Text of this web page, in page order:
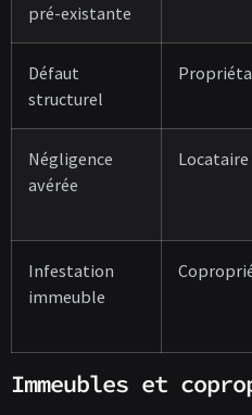
pré-existante
Défaut
structurel
Négligence
avérée
Locataire
Infestation
immeuble
Immeubles et